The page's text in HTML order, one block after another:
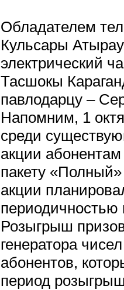
Обладателем
Кульсары
электрический
Тасшокы
павлодарцу –
Напомним, 1
среди
акции
пакету
акции
Розыгрыш
генератора
абонентов,
период